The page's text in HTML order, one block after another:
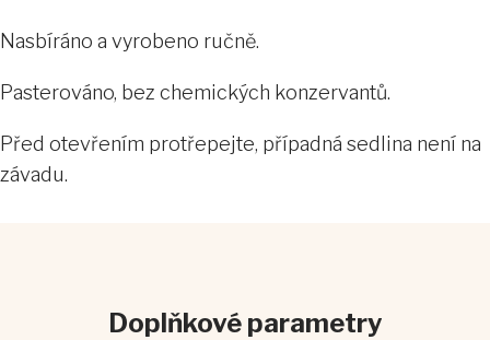
Nasbíráno a vyrobeno ručně.
Pasterováno, bez chemických konzervantů.
Před otevřením protřepejte, případná sedlina není na
závadu.
Doplňkové parametry